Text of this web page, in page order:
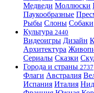
Медведи Моллюски
Паукообразные
Рыбы Слоны Собаки
Культура 2440
Видеоигры Дизайн
Архитектура
Сериалы Сказки
Города и страны 2737
Флаги Австралия
Испания Италия